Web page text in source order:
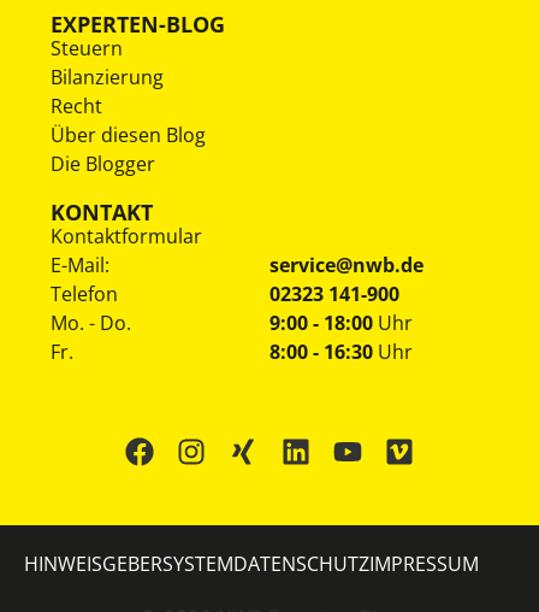
EXPERTEN-BLOG
Steuern
Bilanzierung
Recht
Über diesen Blog
Die Blogger
KONTAKT
Kontaktformular
E-Mail:
service@nwb.de
Telefon
02323 141-900
Mo. - Do.
Fr.
9:00 - 18:00 Uhr
8:00 - 16:30 Uhr
HINWEISGEBERSYSTEMDATENSCHUTZIMPRESSUM